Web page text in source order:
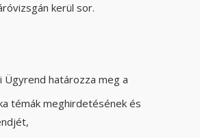
kerül sor.
határozza meg a
témák meghirdetésének és